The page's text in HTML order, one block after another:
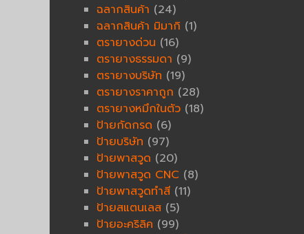
ฉลากสินค้า (24)
ฉลากสินค้า มิมากิ (1)
ตรายางด่วน (16)
ตรายางธรรมดา (9)
ตรายางบริษัท (19)
ตรายางราคาถูก (28)
ตรายางหมึกในตัว (18)
ป้ายกัดกรด (6)
ป้ายบริษัท (97)
ป้ายพาสวูด (20)
ป้ายพาสวูด CNC (8)
ป้ายพาสวูดทำสี (11)
ป้ายสแตนเลส (5)
ป้ายอะคริลิค (99)